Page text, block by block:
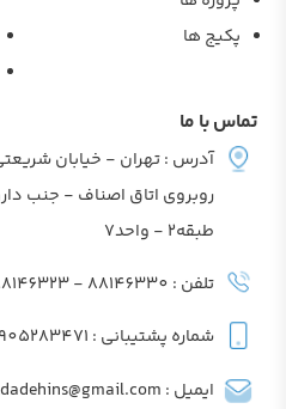
پکیج ها
تماس با ما
آدرس : تهران - خیابان شریعتی
طبقه2 - واحد7
تلفن : 88146330 - 88146323
شماره پشتیبانی : 09905283471
ایمیل : tahlildadehins@gmail.com